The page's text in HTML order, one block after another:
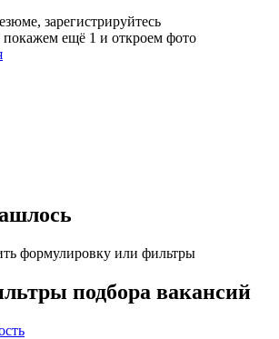
зарегистрируйтесь
покажем ещё 1 и откроем фото
формулировку или фильтры
подбора вакансий